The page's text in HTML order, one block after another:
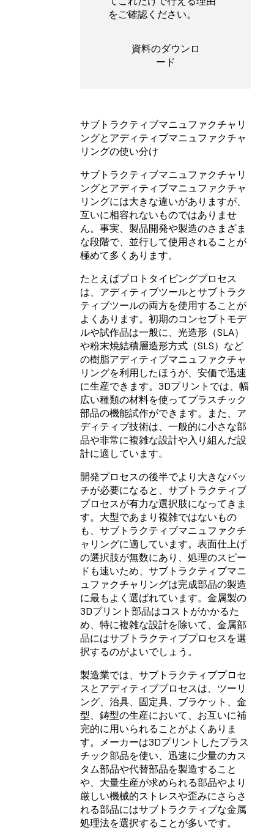
をご確認ください。
資料のダウンロ
ード
サブトラクティブマニュファクチャリ
ングとアディティブマニュファクチャ
リングの使い分け
サブトラクティブマニュファクチャリ
ングとアディティブマニュファクチャ
リングには大きな違いがありますが、
互いに相容れないものではありませ
ん。事実、製品開発や製造のさまざま
な段階で、並行して使用されることが
極めて多くあります。
たとえばプロトタイピングプロセス
は、アディティブツールとサブトラク
ティブツールの両方を使用することが
よくあります。初期のコンセプトモデ
ルや試作品は一般に、光造形（SLA）
や粉末焼結積層造形方式（SLS）など
の樹脂アディティブマニュファクチャ
リングを利用したほうが、安価で迅速
に生産できます。3Dプリントでは、幅
広い種類の材料を使ってプラスチック
部品の機能試作ができます。また、ア
ディティブ技術は、一般的に小さな部
品や非常に複雑な設計や入り組んだ設
計に適しています。
開発プロセスの後半でより大きなバッ
チが必要になると、サブトラクティブ
プロセスが有力な選択肢になってきま
す。大型であまり複雑ではないもの
も、サブトラクティブマニュファクチ
ャリングに適しています。表面仕上げ
の選択肢が無数にあり、処理のスピー
ドも速いため、サブトラクティブマニ
ュファクチャリングは完成部品の製造
に最もよく選ばれています。金属製の
3Dプリント部品はコストがかかるた
め、特に複雑な設計を除いて、金属部
品にはサブトラクティブプロセスを選
択するのがよいでしょう。
製造業では、サブトラクティブプロセ
スとアディティブプロセスは、ツーリ
ング、治具、固定具、ブラケット、金
型、鋳型の生産において、お互いに補
完的に用いられることがよくありま
す。メーカーは3Dプリントしたプラス
チック部品を使い、迅速に少量のカス
タム部品や代替部品を製造すること
や、大量生産が求められる部品やより
厳しい機械的ストレスや歪みにさらさ
れる部品にはサブトラクティブな金属
処理法を選択することが多いです。